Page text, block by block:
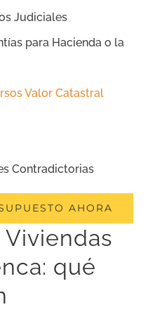
Judiciales
para Hacienda o la
Valor Catastral
Contradictorias
AHORA
qué